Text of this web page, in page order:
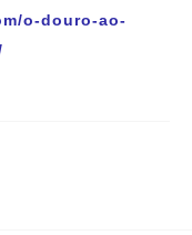
o-douro-ao-